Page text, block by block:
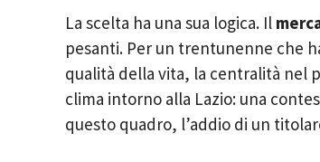
La scelta ha una sua logica. Il
pesanti. Per un trentunenne che
qualità della vita, la centralità nel
clima intorno alla Lazio: una
questo quadro, l’addio di un